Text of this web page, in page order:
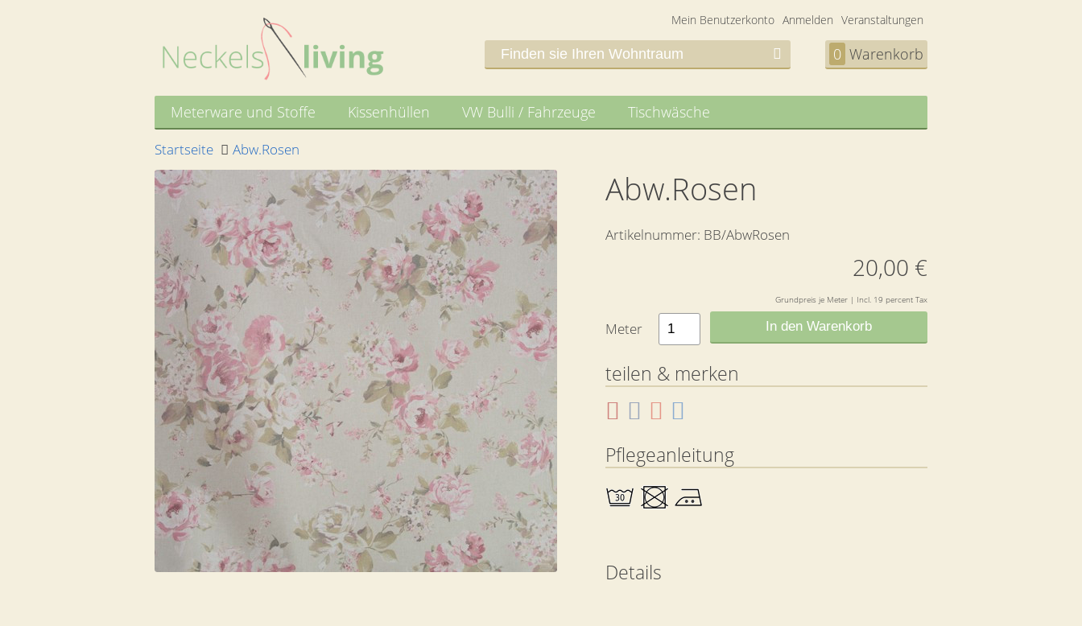
Mein Benutzerkonto Anmelden Veranstaltungen
0 Warenkorb
Meterware und Stoffe Kissenhüllen VW Bulli / Fahrzeuge Tischwäsche
Startseite Abw.Rosen
Abw.Rosen
Artikelnummer: BB/AbwRosen
20,00 €
Grundpreis je Meter | Incl. 19 percent Tax
Meter In den Warenkorb
teilen & merken
Pflegeanleitung
Details